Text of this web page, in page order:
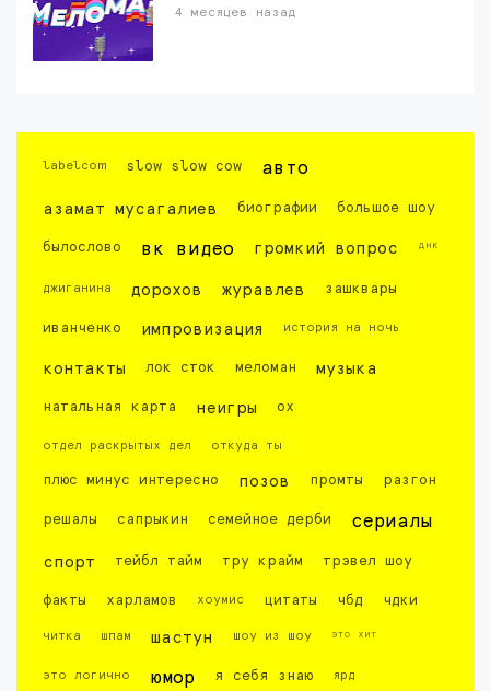
4 месяцев назад
labelcom slow slow cow авто
азамат мусагалиев биографии большое шоу
былослово вк видео громкий вопрос днк
джиганина дорохов журавлев зашквары
иванченко импровизация история на ночь
контакты лок сток меломан музыка
натальная карта неигры ох
отдел раскрытых дел откуда ты
плюс минус интересно позов промты разгон
решалы сапрыкин семейное дерби сериалы
спорт тейбл тайм тру крайм трэвел шоу
факты харламов хоумис цитаты чбд чдки
читка шпам шастун шоу из шоу это хит
это логично юмор я себя знаю ярд